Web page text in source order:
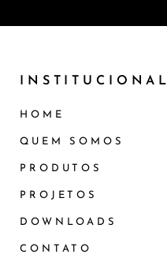
INSTITUCIONAL
HOME
QUEM SOMOS
PRODUTOS
PROJETOS
DOWNLOADS
CONTATO